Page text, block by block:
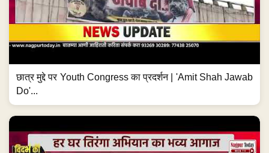
छात्र मुद्दे पर Youth Congress का प्रदर्शन | 'Amit Shah Jawab
Do'...